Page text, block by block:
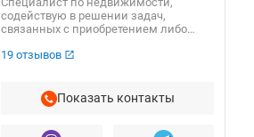
содействую в решении задач,
связанных с приобретением либо
каждому клиенту, максимальная
удовлетворение ваших потребностей.
19 отзывов
Показать контакты